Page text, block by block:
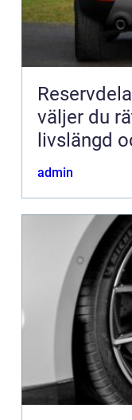
väljer du
livslängd
admin